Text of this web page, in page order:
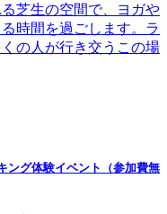
芝生の空間で、ヨガや
時間を過ごします。ラ
の人が行き交うこの場
ング体験イベント（参加費無